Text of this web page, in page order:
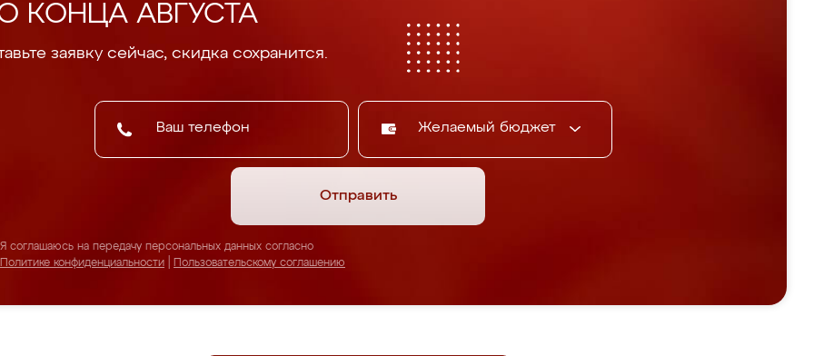
КОНЦА АВГУСТА
заявку сейчас, скидка сохранится.
Желаемый бюджет
Отправить
Я соглашаюсь на передачу персональных данных согласно
Политике конфиденциальности
Пользовательскому соглашению